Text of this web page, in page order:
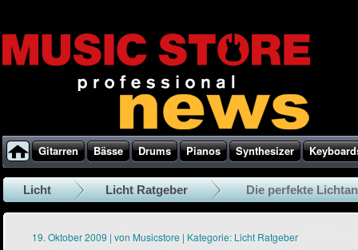
Gitarren Bässe Drums Pianos Synthesizer
Licht Licht Ratgeber Die perfekte
19. Oktober 2009 | von Musicstore | Kategorie: Licht Ratgeber